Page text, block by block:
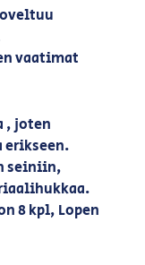
vaatimat
, joten
erikseen.
seiniin,
8 kpl, Lopen